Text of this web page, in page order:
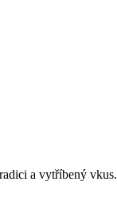
a vytříbený vkus.